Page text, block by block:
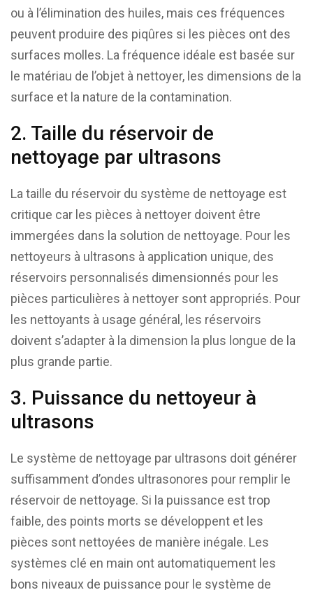
ou à l’élimination des huiles, mais ces fréquences
peuvent produire des piqûres si les pièces ont des
surfaces molles. La fréquence idéale est basée sur
le matériau de l’objet à nettoyer, les dimensions de la
surface et la nature de la contamination.
2. Taille du réservoir de
nettoyage par ultrasons
La taille du réservoir du système de nettoyage est
critique car les pièces à nettoyer doivent être
immergées dans la solution de nettoyage. Pour les
nettoyeurs à ultrasons à application unique, des
réservoirs personnalisés dimensionnés pour les
pièces particulières à nettoyer sont appropriés. Pour
les nettoyants à usage général, les réservoirs
doivent s’adapter à la dimension la plus longue de la
plus grande partie.
3. Puissance du nettoyeur à
ultrasons
Le système de nettoyage par ultrasons doit générer
suffisamment d’ondes ultrasonores pour remplir le
réservoir de nettoyage. Si la puissance est trop
faible, des points morts se développent et les
pièces sont nettoyées de manière inégale. Les
systèmes clé en main ont automatiquement les
bons niveaux de puissance pour le système de